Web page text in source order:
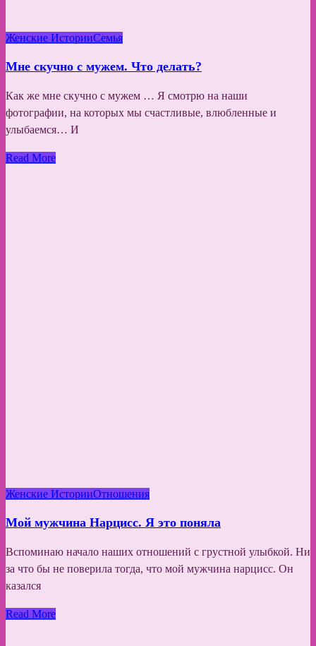
Женские ИсторииСемья
Мне скучно с мужем. Что делать?
Как же мне скучно с мужем … Я смотрю на наши
фотографии, на которых мы счастливые, влюбленные и
улыбаемся… И
Read More
Женские ИсторииОтношения
Мой мужчина Нарцисс. Я это поняла
Вспоминаю начало наших отношений с грустной улыбкой. Ни
за что бы не поверила тогда, что мой мужчина нарцисс. Он
казался
Read More